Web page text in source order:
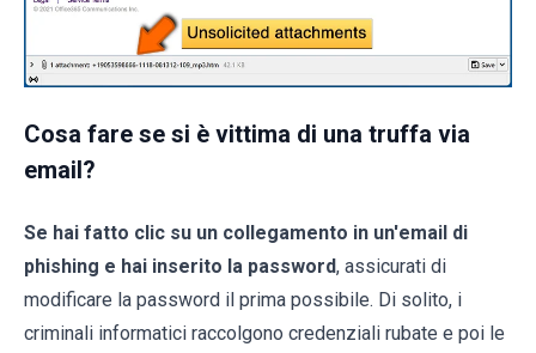
Cosa fare se si è vittima di una truffa via
email?
Se hai fatto clic su un collegamento in un'email di
phishing e hai inserito la password, assicurati di
modificare la password il prima possibile. Di solito, i
criminali informatici raccolgono credenziali rubate e poi le